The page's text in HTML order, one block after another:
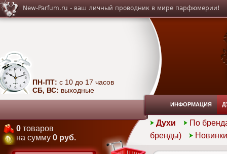
New-Parfum.ru - ваш личный проводник в мире парфюмерии!
ПН-ПТ: с 10 до 17 часов
СБ, ВС: выходные
ИНФОРМАЦИЯ
Духи
По
бренды)
Новинки
0 товаров
на сумму 0 руб.